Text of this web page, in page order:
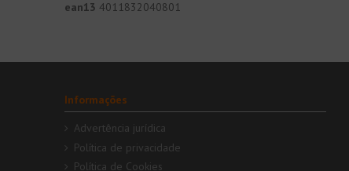
ean13 4011832040801
Informações
Advertência jurídica
Política de privacidade
Política de Cookies